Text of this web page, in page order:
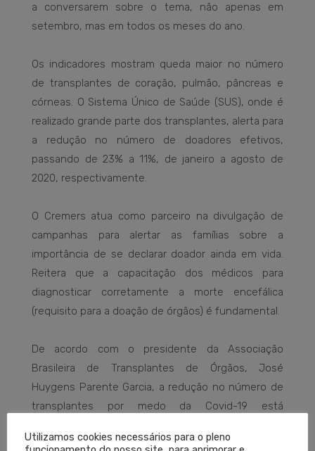
a conversarem sobre o tema, não apenas em
setembro, mas em todos os meses do ano.
Os indicadores mostram queda maior no número
de transplantes de coração, pulmão, pâncreas e
córneas. O Sistema Único de Saúde (SUS), onde é
realizado grande parte dos transplantes, alerta para
a redução no número de doadores efetivos,
passando de 23% a 11%, de janeiro a agosto de
2020, respectivamente.
O Cremers atua como parceiro na divulgação de
campanhas para alertar as famílias sobre a
importância de se declarar doador ainda em vida.
Reitera que a capacitação dos médicos para
diagnosticar corretamente a morte encefálica
(requisito para a doação de órgãos) é fundamental.
De acordo com o presidente da Associação
Brasileira de Transplantes de Órgãos, José
Huygens Parente Garcia, a redução no número de
transplantes por medo da Covid-19 está
por hemodiálise. De acordo com a coordenadora da
Utilizamos cookies necessários para o pleno